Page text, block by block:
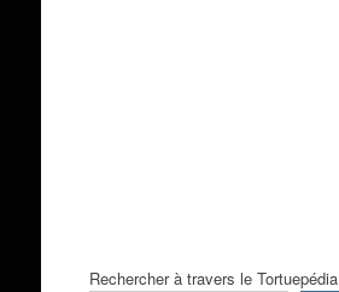
Rechercher à travers le Tortuepédia